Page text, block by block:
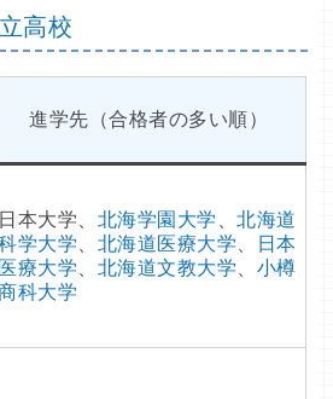
高校
進学先（合格者の多い順）
日本大学、 北海学園大学 、北海道
学大学、 北海道医療大学、
日本
医療大学、 北海道文教大学、 小樽
科大学